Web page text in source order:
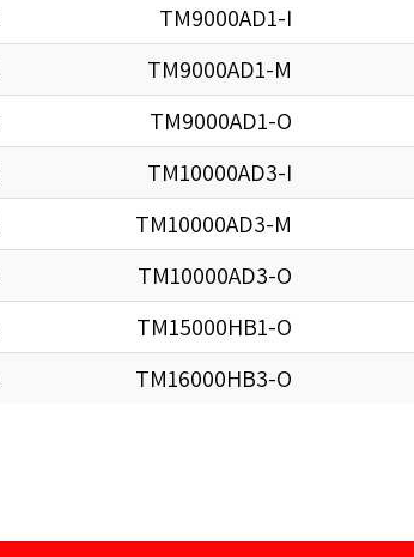
TM9000AD1-I
TM9000AD1-M
TM9000AD1-O
TM10000AD3-I
TM10000AD3-M
TM10000AD3-O
TM15000HB1-O
TM16000HB3-O